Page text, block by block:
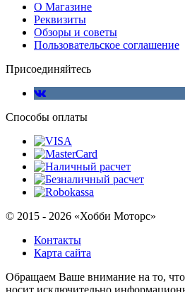
О Магазине
Реквизиты
Обзоры и советы
Пользовательское соглашение
Присоединяйтесь
Способы оплаты
© 2015 - 2026 «Хобби Моторс»
Контакты
Карта сайта
Обращаем Ваше внимание на то,